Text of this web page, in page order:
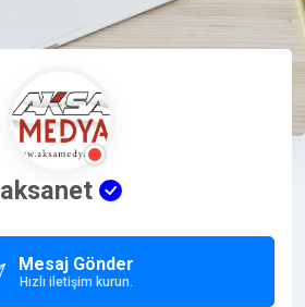
aksanet
Mesaj Gönder
Hızlı iletişim kurun.